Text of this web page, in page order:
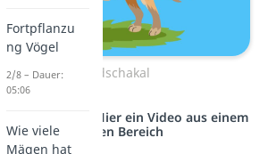
Goldschakal
vernetzt: Hier ein Video aus einem
anderen Bereich
Fortpflanzu
ng Vögel
2/8 – Dauer:
05:06
Wie viele
Mägen hat